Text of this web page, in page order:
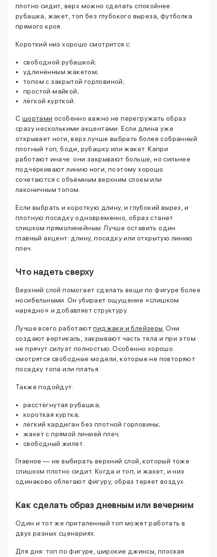
плотно сидит, верх можно сделать спокойнее:
рубашка, жакет, топ без глубокого выреза, футболка
прямого кроя.
Короткий низ хорошо смотрится с:
свободной рубашкой;
удлинённым жакетом;
топом с закрытой горловиной;
простой майкой;
лёгкой курткой.
С шортами особенно важно не перегружать образ
сразу несколькими акцентами. Если длина уже
открывает ноги, верх лучше выбрать более собранный:
плотный топ, боди, рубашку или жакет. Капри
работают иначе: они закрывают больше, но сильнее
подчёркивают линию ноги, поэтому хорошо
сочетаются с объёмным верхним слоем или
лаконичным топом.
Если выбрать и короткую длину, и глубокий вырез, и
плотную посадку одновременно, образ станет
слишком прямолинейным. Лучше оставить один
главный акцент: длину, посадку или открытую линию
плеч.
Что надеть сверху
Верхний слой помогает сделать вещи по фигуре более
носибельными. Он убирает ощущение «слишком
нарядно» и добавляет структуру.
Лучше всего работаютпиджаки и блейзеры . Они
создают вертикаль, закрывают часть тела и при этом
не прячут силуэт полностью. Особенно хорошо
смотрятся свободные модели, которые не повторяют
посадку топа или платья.
Также подойдут:
расстёгнутая рубашка;
короткая куртка;
лёгкий кардиган без плотной горловины;
жакет с прямой линией плеч;
свободный жилет.
Главное — не выбирать верхний слой, который тоже
слишком плотно сидит. Когда и топ, и жакет, и низ
одинаково облегают фигуру, образ теряет воздух.
Как сделать образ дневным или вечерним
Один и тот же приталенный топ может работать в
двух разных сценариях.
Для дня: топ по фигуре, широкие джинсы, плоская